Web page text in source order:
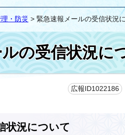
・防災 > 緊急速報メールの受信状況
の受信状況に
広報ID1022186
状況について